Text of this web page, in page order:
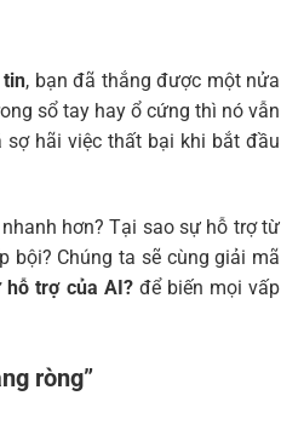
tin, bạn đã thắng được một nửa
sổ tay hay ổ cứng thì nó vẫn
sợ hãi việc thất bại khi bắt đầu
hơn? Tại sao sự hỗ trợ từ
bội? Chúng ta sẽ cùng giải mã
hỗ trợ của AI?để biến mọi vấp
ròng”